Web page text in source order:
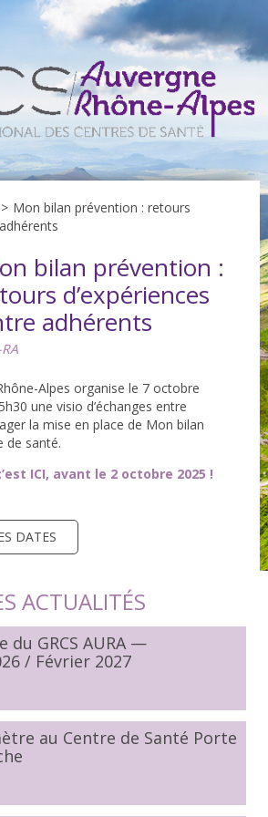
> Mon bilan prévention : retours
bilan prévention :
d’expériences
adhérents
Alpes organise le 7 octobre
une visio d’échanges entre
la mise en place de Mon bilan
de santé.
ICI, avant le 2 octobre 2025 !
DATES
ACTUALITÉS
du GRCS AURA —
/ Février 2027
au Centre de Santé Porte